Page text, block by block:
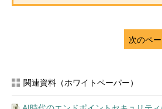
次のペ
関連資料（ホワイトペーパー）